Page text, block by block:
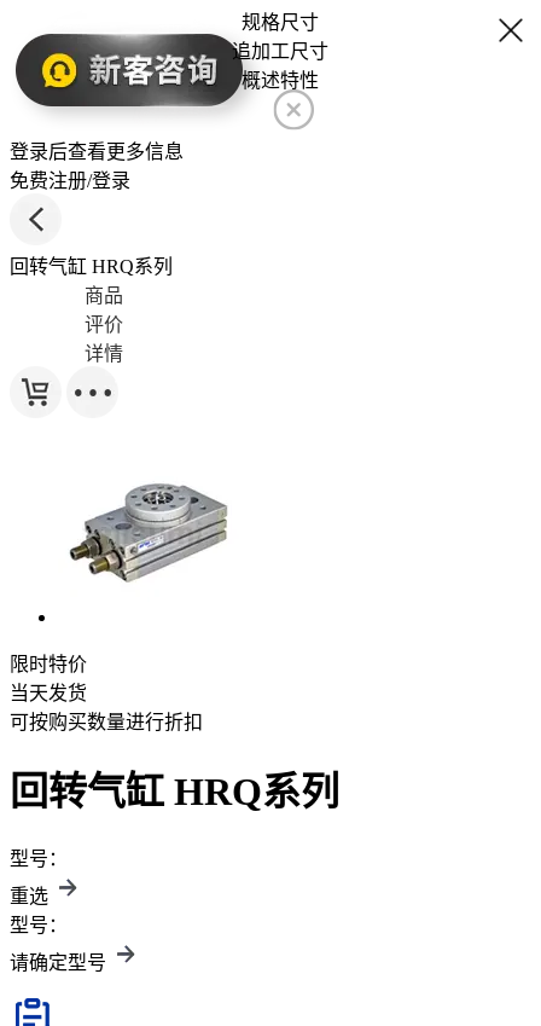
登录后查看更多信息
免费注册/登录
回转气缸 HRQ系列
商品
评价
详情
限时特价
当天发货
可按购买数量进行折扣
回转气缸 HRQ系列
型号：
重选
型号：
请确定型号
规格尺寸
追加工尺寸
概述特性